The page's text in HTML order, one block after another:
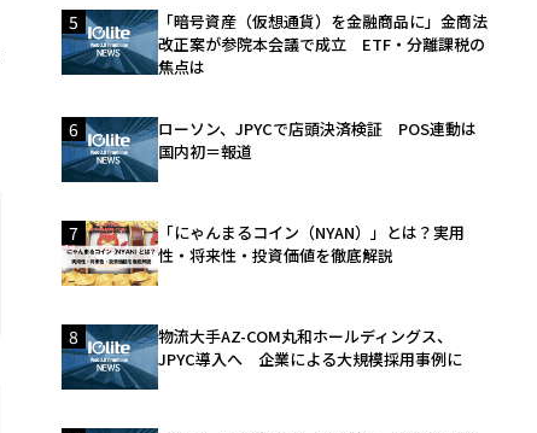
5
「暗号資産（仮想通貨）を金融商品に」金商法
改正案が参院本会議で成立 ETF・分離課税の
焦点は
6
ローソン、JPYCで店頭決済検証 POS連動は
国内初＝報道
7
「にゃんまるコイン（NYAN）」とは？実用
性・将来性・投資価値を徹底解説
8
物流大手AZ-COM丸和ホールディングス、
JPYC導入へ 企業による大規模採用事例に